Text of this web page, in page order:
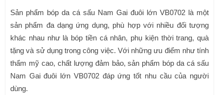
Sản phẩm bóp da cá sấu Nam Gai đuôi lớn VB0702 là một
sản phẩm đa dạng ứng dụng, phù hợp với nhiều đối tượng
khác nhau như là bóp tiền cá nhân, phụ kiện thời trang, quà
tặng và sử dụng trong công việc. Với những ưu điểm như tính
thẩm mỹ cao, chất lượng đảm bảo, sản phẩm bóp da cá sấu
Nam Gai đuôi lớn VB0702 đáp ứng tốt nhu cầu của người
dùng.